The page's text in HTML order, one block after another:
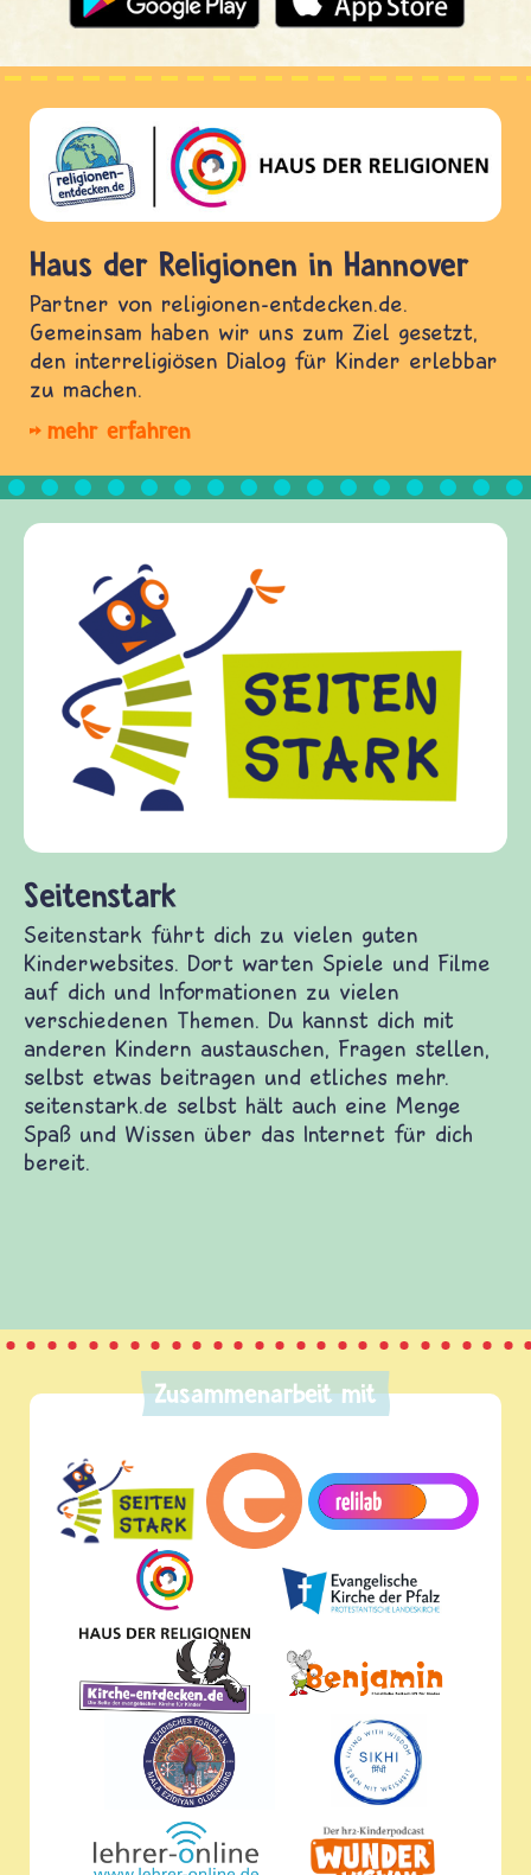
Haus der Religionen in Hannover
Partner von religionen-entdecken.de.
Gemeinsam haben wir uns zum Ziel gesetzt,
den interreligiösen Dialog für Kinder erlebbar
zu machen.
mehr erfahren
Dort warten Spiele und Filme
Themen. Du kannst dich mit
selbst etwas beitragen und etliches mehr.
Frieden Fragen
frieden-fragen.de ist ein Internet-
Kinder, Eltern und ErzieherInnen das zu
Fragen von Krieg und Frieden, Streit und
Gewalt informiert und einen Austausch zu
diesem Themenbereich ermöglicht. frieden-
fragen.de bietet Antworten auf wichtige
und Frieden, Streit und Gewalt.
Zusammenarbeit mit